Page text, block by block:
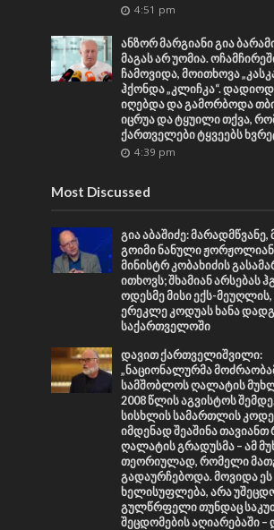
4:51 pm
ანზორ მარგიანი გია
მაგას არ უომია.
ჩამოვიდა, მოითხოვა
ჰქონდა „კლიჩკა“.
იღებდა და გამორბოდა
იცრუა და ტყუილი თქვა,
ქართველები ტყვეებს
4:39 pm
Most Discussed
გია აბაშიძე:
გოიმი ნანული
მინისტრ კობახიძის
ითხოვს; შხამიან არსებას
ოდესმე მისი ექს-
ერეკლე კოდუას ხანა
საქართველოში
დავით ქართველიშვილი:
„ნაციონალურმა
სამშობლოს ღალატის
2008 წლის აგვისტოს
სისხლის სამართლის
იმდენად შეაშინა თავიანთ
ღალატის გრადუსმა – ამ
თეორიულად, რომელი
გადაურჩებოდა. მოვიდა ეს
ხელისუფლება, არა
გულწრფელი თუნდაც
შეცდომების აღიარებაში –